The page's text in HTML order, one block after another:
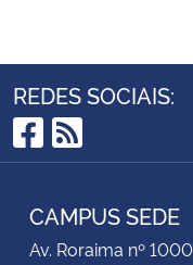
REDES SOCIAIS:
Facebook
RSS
CAMPUS SEDE
Av. Roraima nº 1000